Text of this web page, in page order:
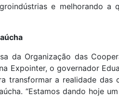
e melhorando a
da Organização das
Expointer, o governador
transformar a realidade das
“Estamos dando hoje